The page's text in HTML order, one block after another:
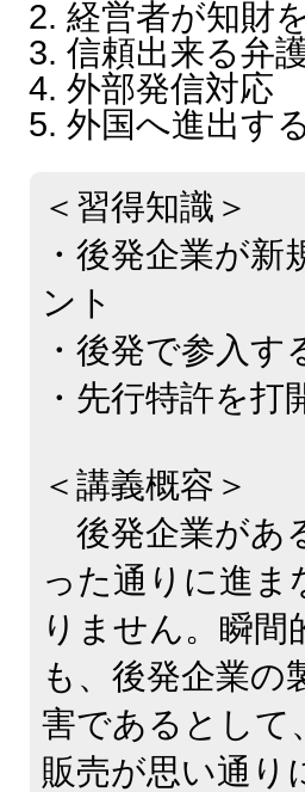
2. 経営者が知財
3. 信頼出来る弁
4. 外部発信対応
5. 外国へ進出す
＜習得知識＞
・後発企業が
ント
・後発で参入
・先行特許を
＜講義概容＞
後発企業があ
った通りに進
りません。瞬
も、後発企業の
害であるとして
販売が思い通り